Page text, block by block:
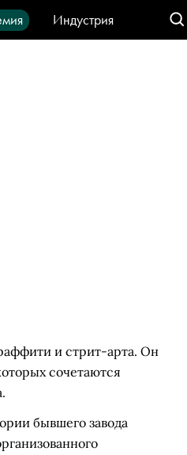
Индустрия
и стрит-арта. Он
сочетаются
бывшего завода